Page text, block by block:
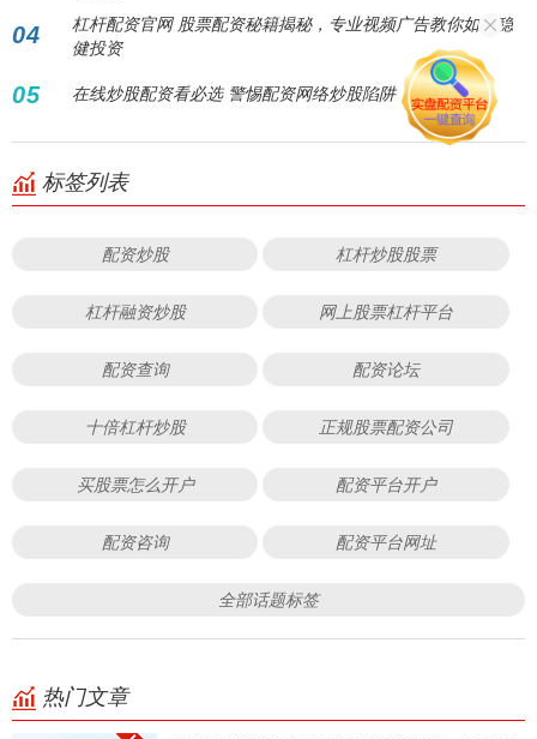
04
杠杆配资官网 股票配资秘籍揭秘，专业视频广告教你如何稳
健投资
05 在线炒股配资看必选 警惕配资网络炒股陷阱
标签列表
配资炒股 杠杆炒股股票
杠杆融资炒股 网上股票杠杆平台
配资查询 配资论坛
十倍杠杆炒股 正规股票配资公司
买股票怎么开户 配资平台开户
配资咨询 配资平台网址
全部话题标签
热门文章